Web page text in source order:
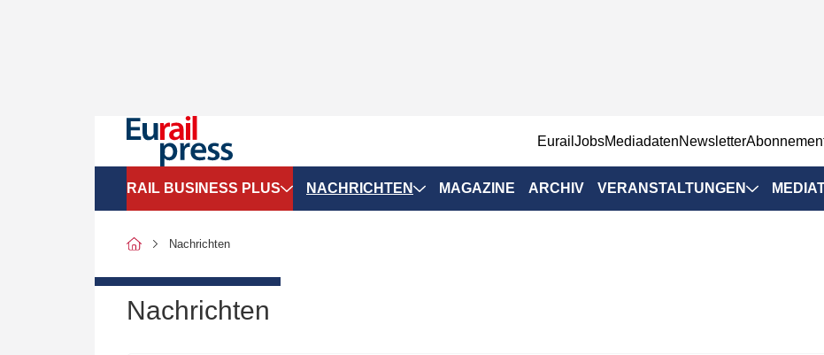
EurailJobsMediadatenNewsletter
RAIL BUSINESS PLUS
SPNV-Marktdaten
NACHRICHTEN MAGAZINE ARCHIV VERANSTALTUNGEN
Nachrichten
Nachrichten